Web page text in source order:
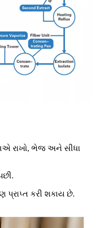
રાખો, ભેજ અને સીધા
પ્રાપ્ત કરી શકાય છે.